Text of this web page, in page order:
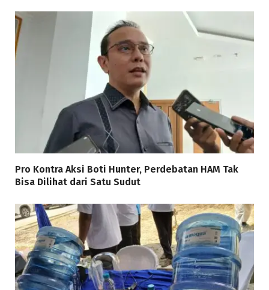
Pro Kontra Aksi Boti Hunter, Perdebatan HAM Tak
Bisa Dilihat dari Satu Sudut